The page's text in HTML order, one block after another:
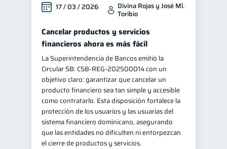
17 / 03 / 2026 Divina Rojas y José Ml.
Toribio
Cancelar productos y servicios
financieros ahora es más fácil
La Superintendencia de Bancos emitió la
Circular SB: CSB‑REG‑202500014 con un
objetivo claro: garantizar que cancelar un
producto financiero sea tan simple y accesible
como contratarlo. Esta disposición fortalece la
protección de los usuarios y las usuarias del
sistema financiero dominicano, asegurando
que las entidades no dificulten ni entorpezcan
el cierre de productos y servicios.